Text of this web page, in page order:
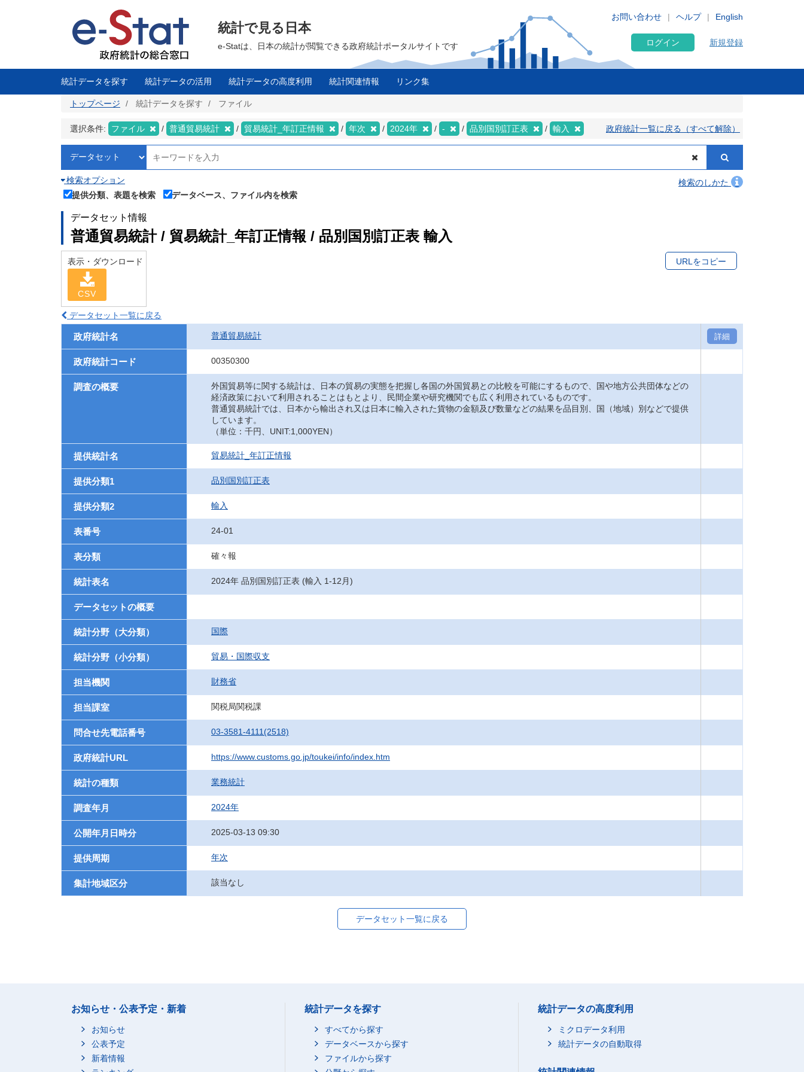
に
English
お問い合わせ ヘルプ
統計で見る日本
e-Statは、日本の統計が閲覧できる政府統計ポータルサイトです ログイン 新規登録
統計データを探す 統計データの活用 統計データの高度利用 統計関連情報 リンク集
トップページ 統計データを探す ファイル
選択条件: ファイル 普通貿易統計 貿易統計_年訂正情報 年次 2024年 - 品別国別訂正表 輸入 政府統計一覧に戻る（すべて解除）
検索オプション
検索のしかた
提供分類、表題を検索
データベース、ファイル内を検索
データセット情報
普通貿易統計 / 貿易統計_年訂正情報 / 品別国別訂正表 輸入
表示・ダウンロード
CSV
URLをコピー
データセット一覧に戻る
政府統計名 普通貿易統計 詳細
政府統計コード 00350300
調査の概要
外国貿易等に関する統計は、日本の貿易の実態を把握し各国の外国貿易との比較を可能にするもので、国や地方公共団体などの
経済政策において利用されることはもとより、民間企業や研究機関でも広く利用されているものです。
普通貿易統計では、日本から輸出され又は日本に輸入された貨物の金額及び数量などの結果を品目別、国（地域）別などで提供
しています。
（単位：千円、UNIT:1,000YEN）
提供統計名 貿易統計_年訂正情報
提供分類1 品別国別訂正表
提供分類2 輸入
表番号 24-01
表分類 確々報
統計表名 2024年 品別国別訂正表 (輸入 1-12月)
データセットの概要
統計分野（大分類） 国際
統計分野（小分類） 貿易・国際収支
担当機関 財務省
担当課室 関税局関税課
問合せ先電話番号 03-3581-4111(2518)
政府統計URL https://www.customs.go.jp/toukei/info/index.htm
統計の種類 業務統計
調査年月 2024年
公開年月日時分 2025-03-13 09:30
提供周期 年次
集計地域区分 該当なし
データセット一覧に戻る
お知らせ・公表予定・新着
お知らせ
公表予定
新着情報
統計データを探す
すべてから探す
データベースから探す
ファイルから探す
統計データの高度利用
ミクロデータ利用
統計データの自動取得